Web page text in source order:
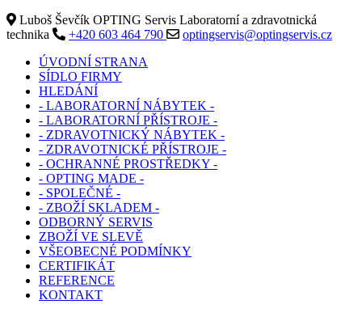
Luboš Ševčík OPTING Servis Laboratorní a zdravotnická
technika
+420 603 464 790
optingservis@optingservis.cz
ÚVODNÍ STRANA
SÍDLO FIRMY
HLEDÁNÍ
- LABORATORNÍ NÁBYTEK -
- LABORATORNÍ PŘÍSTROJE -
- ZDRAVOTNICKÝ NÁBYTEK -
- ZDRAVOTNICKÉ PŘÍSTROJE -
- OCHRANNÉ PROSTŘEDKY -
- OPTING MADE -
- SPOLEČNÉ -
- ZBOŽÍ SKLADEM -
ODBORNÝ SERVIS
ZBOŽÍ VE SLEVĚ
VŠEOBECNÉ PODMÍNKY
CERTIFIKÁT
REFERENCE
KONTAKT